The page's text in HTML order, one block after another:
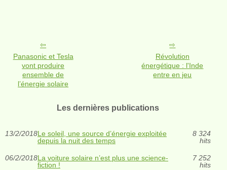
Panasonic et Tesla
vont produire
ensemble de
l’énergie solaire
Révolution
énergétique : l'Inde
entre en jeu
Les dernières publications
13/2/2018Le soleil, une source d’énergie exploitée
depuis la nuit des temps
8 324
hits
06/2/2018La voiture solaire n’est plus une science-
fiction !
7 252
hits